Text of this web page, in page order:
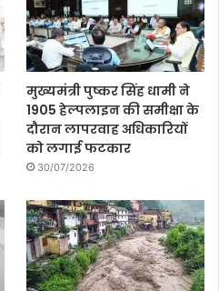
मुख्यमंत्री पुष्कर सिंह धामी ने
1905 हेल्पलाइन की समीक्षा के
दौरान लापरवाह अधिकारियों
को लगाई फटकार
30/07/2026